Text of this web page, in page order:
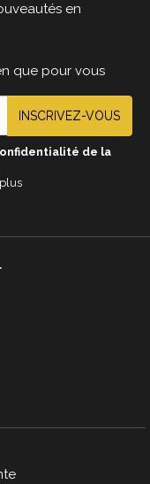
en
que pour vous
INSCRIVEZ-VOUS
de la